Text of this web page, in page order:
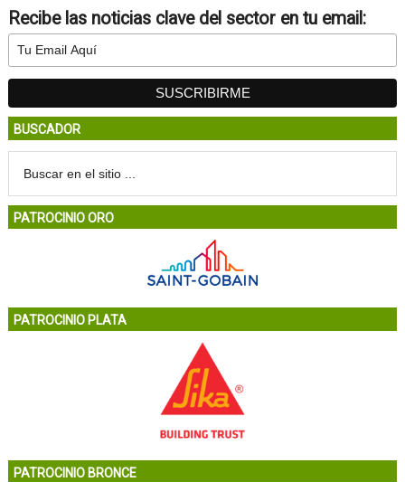
Recibe las noticias clave del sector en tu email:
BUSCADOR
PATROCINIO ORO
PATROCINIO PLATA
PATROCINIO BRONCE